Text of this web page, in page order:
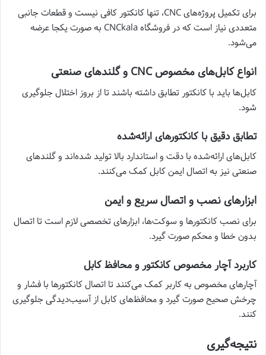
برای تکمیل پروژه‌های CNC، تنها کانکتور کافی نیست و قطعات جانبی
متعددی نیاز است که در فروشگاه CNCkala به صورت یکجا عرضه
می‌شود.
انواع کابل‌های مخصوص CNC و گلندهای صنعتی
کابل‌ها باید با کانکتور تطابق داشته باشند تا از بروز اختلال جلوگیری
شود.
تطابق دقیق با کانکتورهای ارائه‌شده
کابل‌های ارائه‌شده با دقت و استاندارد بالا تولید شده‌اند و گلندهای
صنعتی نیز به اتصال ایمن کابل کمک می‌کنند.
ابزارهای نصب و اتصال سریع و ایمن
برای نصب کانکتورها و سوکت‌ها، ابزارهای تخصصی لازم است تا اتصال
بدون خطا و محکم صورت گیرد.
کاربرد آچار مخصوص کانکتور و محافظ کابل
آچارهای مخصوص به کاربر کمک می‌کنند تا اتصال کانکتورها با فشار و
چرخش صحیح صورت گیرد و محافظ‌های کابل از آسیب‌دیدگی جلوگیری
کنند.
نتیجه‌گیری